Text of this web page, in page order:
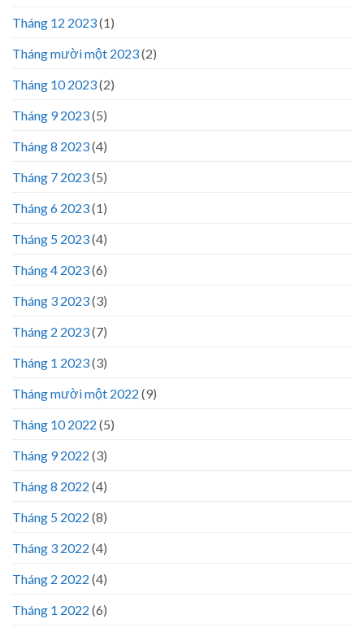
Tháng 12 2023(1)
Tháng mười một 2023(2)
Tháng 10 2023(2)
Tháng 9 2023(5)
Tháng 8 2023(4)
Tháng 7 2023(5)
Tháng 6 2023(1)
Tháng 5 2023(4)
Tháng 4 2023(6)
Tháng 3 2023(3)
Tháng 2 2023(7)
Tháng 1 2023(3)
Tháng mười một 2022 (9)
Tháng 10 2022 (5)
Tháng 9 2022 (3)
Tháng 8 2022 (4)
Tháng 5 2022 (8)
Tháng 3 2022 (4)
Tháng 2 2022 (4)
Tháng 1 2022 (6)